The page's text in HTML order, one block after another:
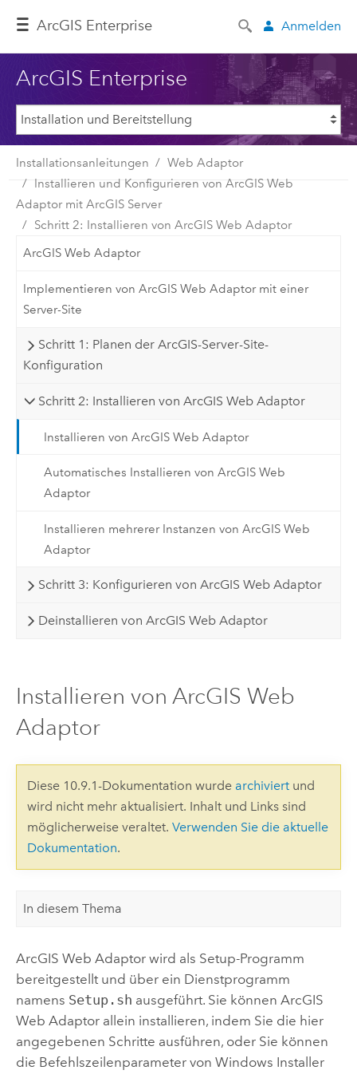
ArcGIS Enterprise Anmelden
ArcGIS Enterprise
Installationsanleitungen
Web Adaptor
Installieren und Konfigurieren von ArcGIS Web
Adaptor mit ArcGIS Server
Schritt 2: Installieren von ArcGIS Web Adaptor
ArcGIS Web Adaptor
Implementieren von ArcGIS Web Adaptor mit einer
Server-Site
Schritt 1: Planen der ArcGIS-Server-Site-
Konfiguration
Schritt 2: Installieren von ArcGIS Web Adaptor
Installieren von ArcGIS Web Adaptor
Automatisches Installieren von ArcGIS Web
Adaptor
Installieren mehrerer Instanzen von ArcGIS Web
Adaptor
Schritt 3: Konfigurieren von ArcGIS Web Adaptor
Deinstallieren von ArcGIS Web Adaptor
Installieren von ArcGIS Web
Adaptor
Diese 10.9.1-Dokumentation wurde archiviertund
wird nicht mehr aktualisiert. Inhalt und Links sind
möglicherweise veraltet. Verwenden Sie die aktuelle
Dokumentation.
In diesem Thema
ArcGIS Web Adaptorwird als Setup-Programm
bereitgestellt und über ein Dienstprogramm
namens Setup.sh ausgeführt.Sie können ArcGIS
Web Adaptorallein installieren, indem Sie die hier
angegebenen Schritte ausführen, oder Sie können
die Befehlszeilenparameter von Windows Installer